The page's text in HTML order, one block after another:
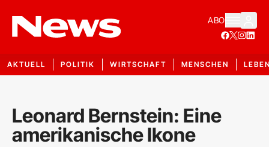
ABO
AKTUELL POLITIK WIRTSCHAFT MENSCHEN
Leonard Bernstein: Eine
amerikanische Ikone